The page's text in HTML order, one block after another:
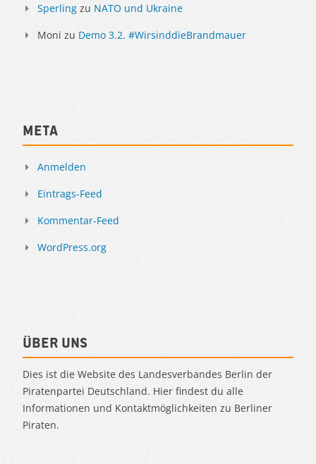
Sperling zu NATO und Ukraine
Moni zu Demo 3.2. #WirsinddieBrandmauer
Meta
Anmelden
Eintrags-Feed
Kommentar-Feed
WordPress.org
Über uns
Dies ist die Website des Landesverbandes Berlin der
Piratenpartei Deutschland. Hier findest du alle
Informationen und Kontaktmöglichkeiten zu Berliner
Piraten.